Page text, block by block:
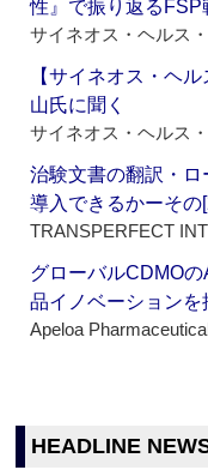
性』で振り返るFSP
サイネオス・ヘルス
【サイネオス・ヘ
山氏に聞く
サイネオス・ヘルス
治験文書の翻訳・
導入できるかーその
TRANSPERFECT
グローバルCDMO
品イノベーションを
Apeloa
HEADLINE